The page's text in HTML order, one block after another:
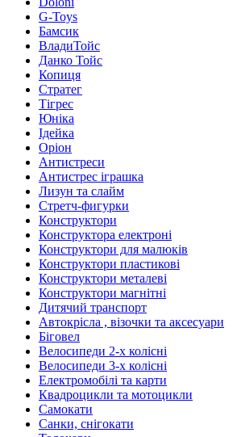
G-Toys
Бамсик
ВладиТойс
Данко Тойс
Копиця
Стратег
Тігрес
Юніка
Ідейка
Оріон
Антистреси
Антистрес іграшка
Лизун та слайм
Стретч-фигурки
Конструктори
Конструктора електроні
Конструктори для малюків
Конструктори пластикові
Конструктори металеві
Конструктори магнітні
Дитячий транспорт
Автокрісла , візочки та аксесуари
Біговел
Велосипеди 2-х колісні
Велосипеди 3-х колісні
Електромобілі та карти
Квадроцикли та мотоцикли
Самокати
Санки, снігокати